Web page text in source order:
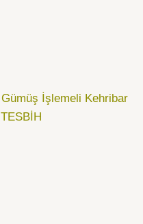
Gümüş İşlemeli Kehribar
TESBİH